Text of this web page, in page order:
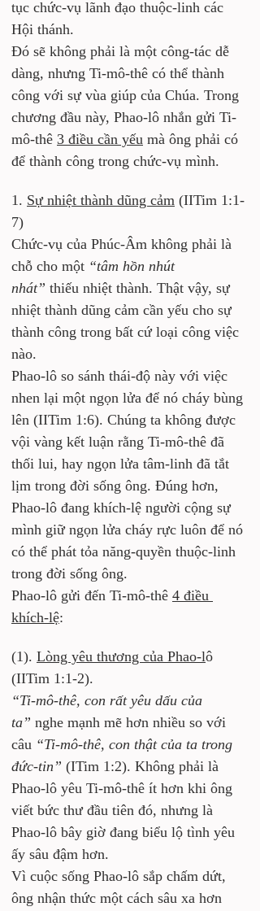
tục chức-vụ lãnh đạo thuộc-linh các
Hội thánh.
Đó sẽ không phải là một công-tác dễ
dàng, nhưng Ti-mô-thê có thể thành
công với sự vùa giúp của Chúa. Trong
chương đầu này, Phao-lô nhắn gửi Ti-
mô-thê 3 điều cần yếu mà ông phải có
để thành công trong chức-vụ mình.
1. Sự nhiệt thành dũng cảm (IITim 1:1-
7)
Chức-vụ của Phúc-Âm không phải là
chỗ cho một “tâm hồn nhút
nhát” thiếu nhiệt thành. Thật vậy, sự
nhiệt thành dũng cảm cần yếu cho sự
thành công trong bất cứ loại công việc
nào.
Phao-lô so sánh thái-độ này với việc
nhen lại một ngọn lửa để nó cháy bùng
lên (IITim 1:6). Chúng ta không được
vội vàng kết luận rằng Ti-mô-thê đã
thối lui, hay ngọn lửa tâm-linh đã tắt
lịm trong đời sống ông. Đúng hơn,
Phao-lô đang khích-lệ người cộng sự
mình giữ ngọn lửa cháy rực luôn để nó
có thể phát tỏa năng-quyền thuộc-linh
trong đời sống ông.
Phao-lô gửi đến Ti-mô-thê 4 điều
khích-lệ:
(1). Lòng yêu thương của Phao-lô
(IITim 1:1-2).
“Ti-mô-thê, con rất yêu dấu của
ta” nghe mạnh mẽ hơn nhiều so với
câu “Ti-mô-thê, con thật của ta trong
đức-tin” (ITim 1:2). Không phải là
Phao-lô yêu Ti-mô-thê ít hơn khi ông
viết bức thư đầu tiên đó, nhưng là
Phao-lô bây giờ đang biểu lộ tình yêu
ấy sâu đậm hơn.
Vì cuộc sống Phao-lô sắp chấm dứt,
ông nhận thức một cách sâu xa hơn